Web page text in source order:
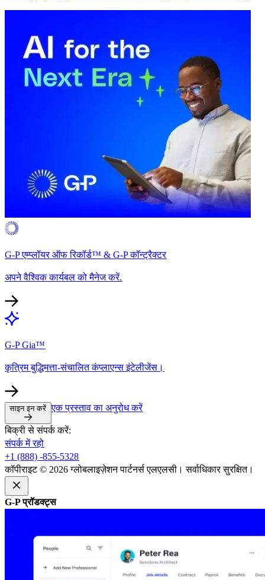
G-P एम्प्लॉयर ऑफ रिकॉर्ड™ & G-P कॉन्ट्रैक्टर​​
अपने वैश्विक कार्यबल को मैनेज करें.​​
G-P Gia™​​
कृत्रिम बुद्धिमत्ता-संचालित कंप्लाएन्स इंटेलीजेंस।​​
साइन इन करें​​ एक प्रस्ताव का अनुरोध करें​​
बिक्री से संपर्क करें:​​
संपर्क में रहो​​
+1 (888) -855-5328​​
कॉपीराइट © 2026 ग्लोबलाइज़ेशन पार्टनर्स एलएलसी। सर्वाधिकार सुरक्षित।​​
G-P प्रॉडक्ट्स​​